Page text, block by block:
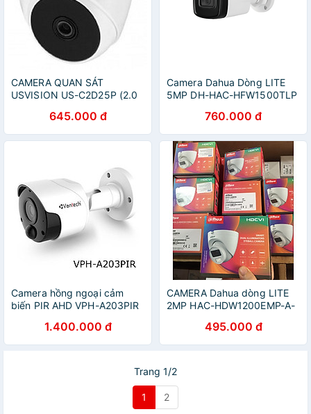
CAMERA QUAN SÁT
USVISION US-C2D25P (2.0
645.000 đ
Camera Dahua Dòng LITE
5MP DH-HAC-HFW1500TLP
760.000 đ
Camera hồng ngoại cảm
biến PIR AHD VPH-A203PIR
1.400.000 đ
CAMERA Dahua dòng LITE
2MP HAC-HDW1200EMP-A-
495.000 đ
Trang 1/2
1 2